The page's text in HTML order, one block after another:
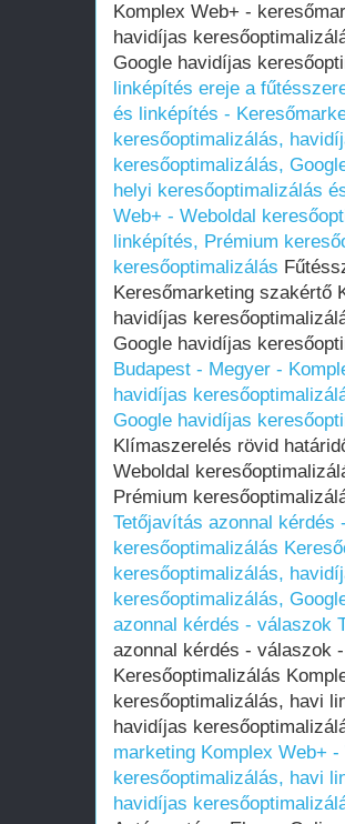
Komplex Web+ -
havidíjas
Google havidíjas
linképítés ereje a
és linképítés -
keresőoptimalizálás,
keresőoptimalizálás,
helyi keresőoptimalizálás
Web+ - Weboldal
linképítés, Prémium
keresőoptimalizálás
Keresőmarketing szakértő
havidíjas
Google havidíjas
Budapest - Megyer -
havidíjas
Google havidíjas
Klímaszerelés rövid
Weboldal
Prémium
Tetőjavítás azonnal
keresőoptimalizálás
keresőoptimalizálás,
keresőoptimalizálás,
azonnal kérdés - válaszok
azonnal kérdés - válaszok
Keresőoptimalizálás
keresőoptimalizálás, havi
havidíjas
marketing Komplex Web+
keresőoptimalizálás, havi
havidíjas